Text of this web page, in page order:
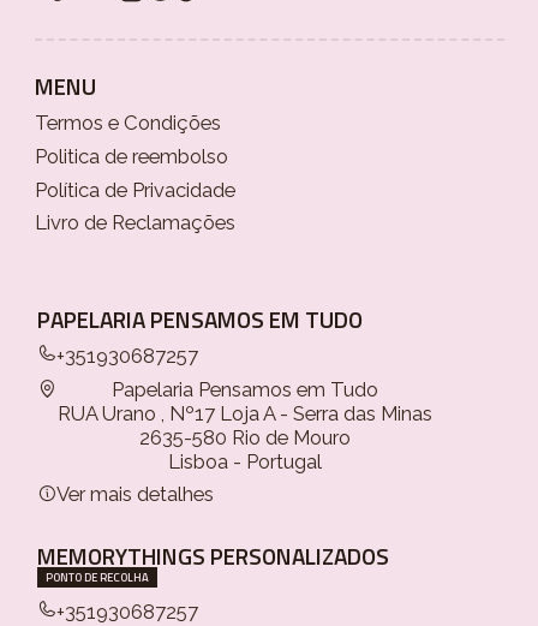
MENU
Termos e Condições
Politica de reembolso
Política de Privacidade
Livro de Reclamações
PAPELARIA PENSAMOS EM TUDO
+351930687257
Papelaria Pensamos em Tudo
RUA Urano , Nº17 Loja A - Serra das Minas
2635-580 Rio de Mouro
Lisboa - Portugal
Ver mais detalhes
MEMORYTHINGS PERSONALIZADOS
PONTO DE RECOLHA
+351930687257